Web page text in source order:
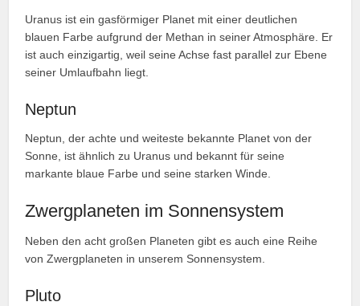
Uranus ist ein gasförmiger Planet mit einer deutlichen
blauen Farbe aufgrund der Methan in seiner Atmosphäre. Er
ist auch einzigartig, weil seine Achse fast parallel zur Ebene
seiner Umlaufbahn liegt.
Neptun
Neptun, der achte und weiteste bekannte Planet von der
Sonne, ist ähnlich zu Uranus und bekannt für seine
markante blaue Farbe und seine starken Winde.
Zwergplaneten im Sonnensystem
Neben den acht großen Planeten gibt es auch eine Reihe
von Zwergplaneten in unserem Sonnensystem.
Pluto